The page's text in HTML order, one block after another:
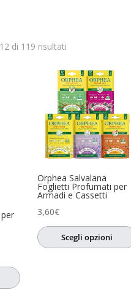
(0)
Product Anno
di 119 risultati
Orphea Salvalana
Foglietti Profumati per
Armadi e Cassetti
3,60€
Scegli opzioni